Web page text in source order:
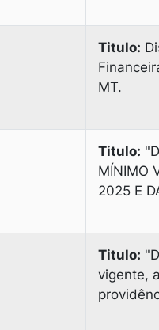
Titulo:
MТ.
Titulo:
MÍNIMO
2025 E
Titulo:
vigente,